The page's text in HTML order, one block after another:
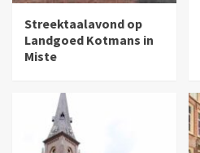
Streektaalavond op
Landgoed Kotmans in
Miste